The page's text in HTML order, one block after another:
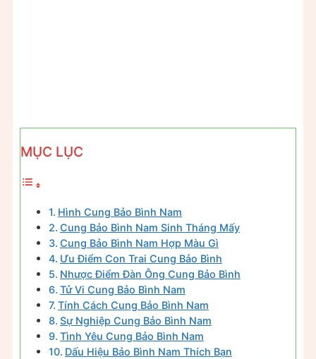
MỤC LỤC
Hình Cung Bảo Bình Nam
Cung Bảo Bình Nam Sinh Tháng Mấy
Cung Bảo Bình Nam Hợp Màu Gì
Ưu Điểm Con Trai Cung Bảo Bình
Nhược Điểm Đàn Ông Cung Bảo Bình
Tử Vi Cung Bảo Bình Nam
Tính Cách Cung Bảo Bình Nam
Sự Nghiệp Cung Bảo Bình Nam
Tình Yêu Cung Bảo Bình Nam
Dấu Hiệu Bảo Bình Nam Thích Bạn